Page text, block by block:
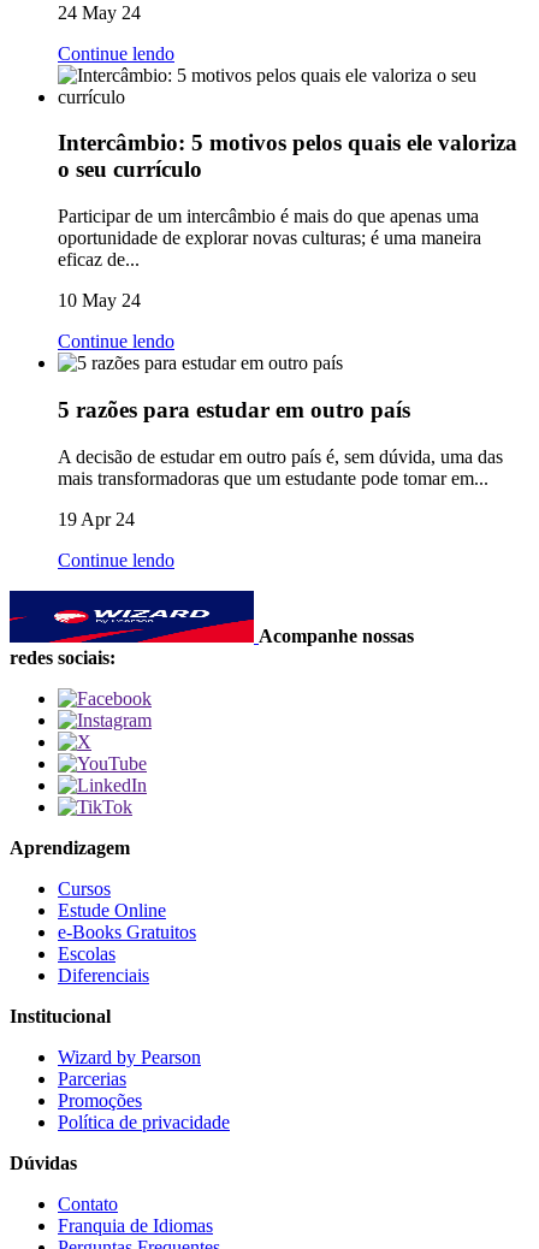
24 May 24
Continue lendo
Intercâmbio: 5 motivos pelos quais ele valoriza
o seu currículo
Participar de um intercâmbio é mais do que apenas uma
oportunidade de explorar novas culturas; é uma maneira
eficaz de...
10 May 24
Continue lendo
5 razões para estudar em outro país
A decisão de estudar em outro país é, sem dúvida, uma das
mais transformadoras que um estudante pode tomar em...
19 Apr 24
Continue lendo
Acompanhe nossas
redes sociais:
Aprendizagem
Cursos
Estude Online
e-Books Gratuitos
Escolas
Diferenciais
Institucional
Wizard by Pearson
Parcerias
Promoções
Política de privacidade
Dúvidas
Contato
Franquia de Idiomas